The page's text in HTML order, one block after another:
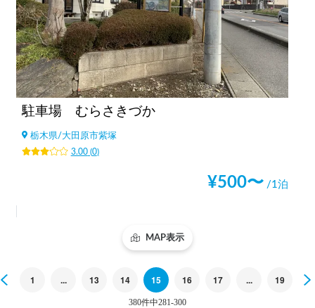
駐車場 むらさきづか
栃木県/大田原市紫塚
3.00(0)
¥500〜 /1泊
MAP表示
Previous
1 ... 13 14 15 16 17 ... 19
380件中281-300